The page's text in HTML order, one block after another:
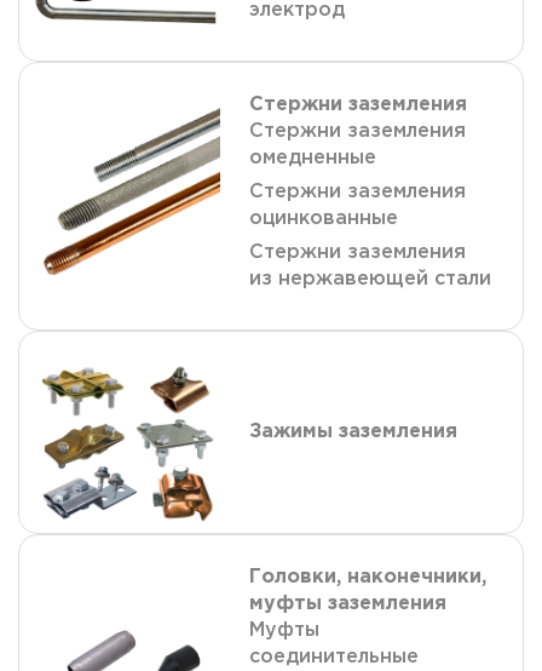
электрод
Стержни заземления
Стержни заземления
омедненные
Стержни заземления
оцинкованные
Стержни заземления
из нержавеющей стали
Зажимы заземления
Головки, наконечники,
муфты заземления
Муфты
соединительные